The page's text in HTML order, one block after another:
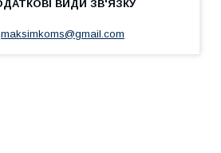
maksimkoms@gmail.com